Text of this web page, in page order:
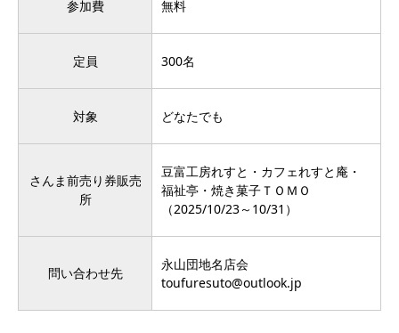
参加費 無料
定員 300名
対象 どなたでも
さんま前売り券販売
所
豆富工房れすと・カフェれすと庵・
福祉亭・焼き菓子ＴＯＭＯ
（2025/10/23～10/31）
問い合わせ先
永山団地名店会
toufuresuto@outlook.jp